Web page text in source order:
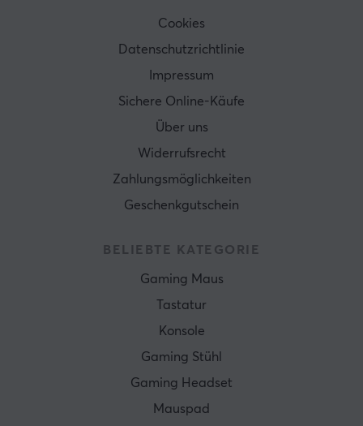
Cookies
Datenschutzrichtlinie
Impressum
Sichere Online-Käufe
Über uns
Widerrufsrecht
Zahlungsmöglichkeiten
Geschenkgutschein
BELIEBTE KATEGORIE
Gaming Maus
Tastatur
Konsole
Gaming Stühl
Gaming Headset
Mauspad